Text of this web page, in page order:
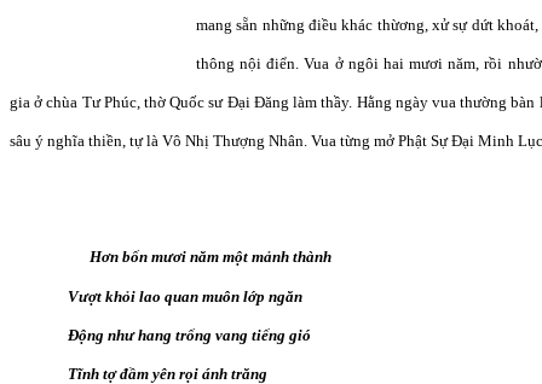
mang sẵn những điều khác thừơng, xử sự dứt
thông nội điển. Vua ở ngôi hai mươi năm, rồi
gia ở chùa Tư Phúc, thờ Quốc sư Đại Đăng làm thầy. Hằng ngày vua thường
sâu ý nghĩa thiền, tự là Vô Nhị Thượng Nhân. Vua từng mở Phật Sự Đại Minh
Hơn bốn mươi năm một mảnh thành
Vượt khỏi lao quan muôn lớp ngăn
Động như hang trống vang tiếng gió
Tĩnh tợ đầm yên rọi ánh trăng